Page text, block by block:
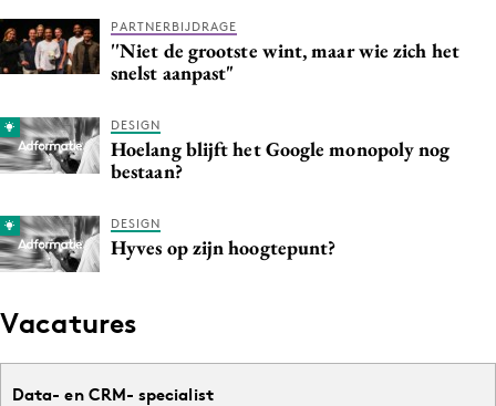
PARTNERBIJDRAGE
''Niet de grootste wint, maar wie zich het
snelst aanpast"
DESIGN
Hoelang blijft het Google monopoly nog
bestaan?
DESIGN
Hyves op zijn hoogtepunt?
Vacatures
Data- en CRM- specialist